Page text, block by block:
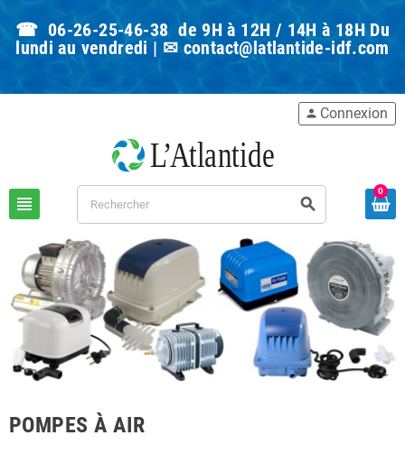
☎ 06-26-25-46-38 de 9H à 12H / 14H à 18H Du
lundi au vendredi | ✉ contact@latlantide-idf.com
view_headline search
person Connexion
0
POMPES À AIR